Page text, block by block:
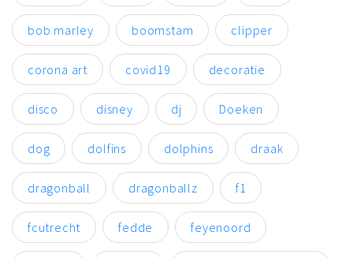
bob marley boomstam clipper
corona art covid19 decoratie
disco disney dj Doeken
dog dolfins dolphins draak
dragonball dragonballz f1
fcutrecht fedde feyenoord